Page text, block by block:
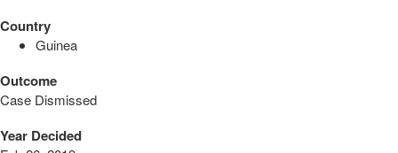
Country
Guinea
Outcome
Case Dismissed
Year Decided